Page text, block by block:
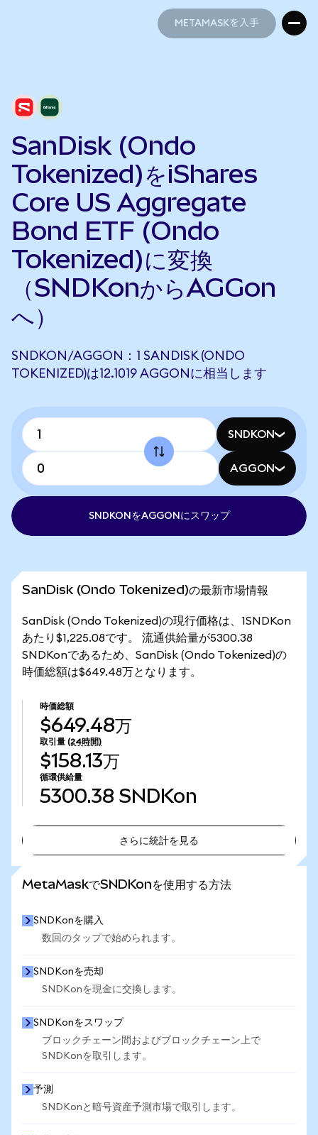
METAMASKを入手
SanDisk (Ondo
Tokenized)をiShares
Core US Aggregate
Bond ETF (Ondo
Tokenized)に変換
（SNDKonからAGGon
へ）
SNDKON/AGGON：1 SANDISK (ONDO
TOKENIZED)は12.1019 AGGONに相当します
SNDKON
AGGON
SNDKONをAGGONにスワップ
SanDisk (Ondo Tokenized)の最新市場情報
SanDisk (Ondo Tokenized)の現行価格は、1SNDKon
あたり$1,225.08です。 流通供給量が5300.38
SNDKonであるため、SanDisk (Ondo Tokenized)の
時価総額は$649.48万となります。
時価総額
$649.48万
取引量 (24時間)
$158.13万
循環供給量
5300.38 SNDKon
さらに統計を見る
MetaMaskでSNDKonを使用する方法
SNDKonを購入
数回のタップで始められます。
SNDKonを売却
SNDKonを現金に交換します。
SNDKonをスワップ
ブロックチェーン間およびブロックチェーン上で
SNDKonを取引します。
予測
SNDKonと暗号資産予測市場で取引します。